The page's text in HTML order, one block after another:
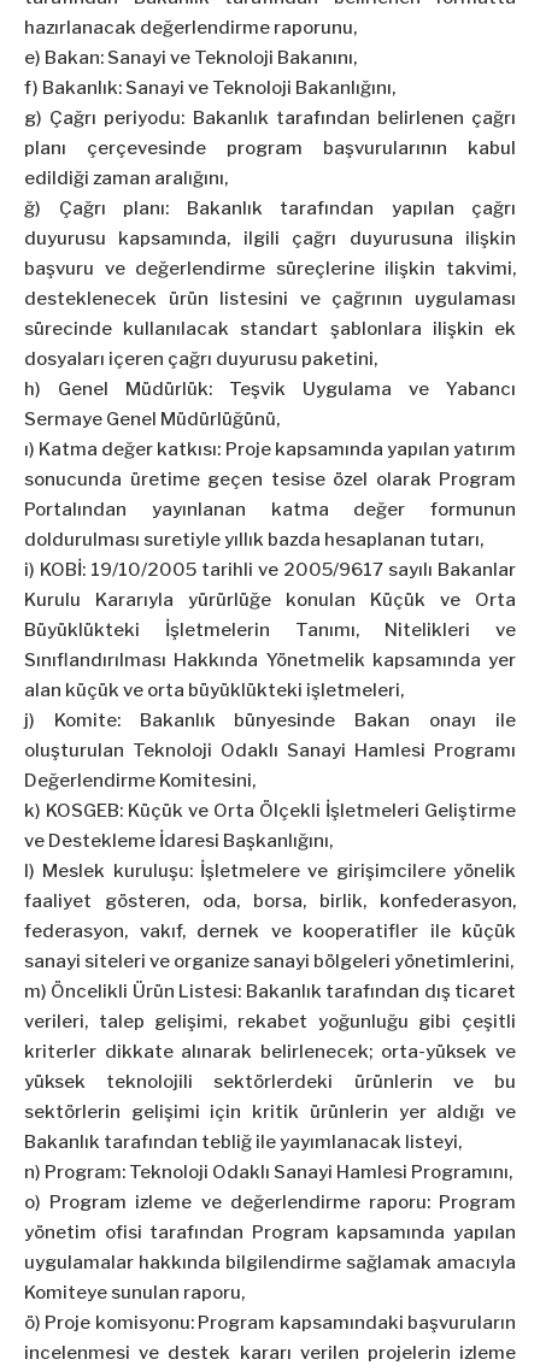
hazırlanacak değerlendirme raporunu,
e) Bakan: Sanayi ve Teknoloji Bakanını,
f) Bakanlık: Sanayi ve Teknoloji Bakanlığını,
g) Çağrı periyodu: Bakanlık tarafından belirlenen çağrı
planı çerçevesinde program başvurularının kabul
edildiği zaman aralığını,
ğ) Çağrı planı: Bakanlık tarafından yapılan çağrı
duyurusu kapsamında, ilgili çağrı duyurusuna ilişkin
başvuru ve değerlendirme süreçlerine ilişkin takvimi,
desteklenecek ürün listesini ve çağrının uygulaması
sürecinde kullanılacak standart şablonlara ilişkin ek
dosyaları içeren çağrı duyurusu paketini,
h) Genel Müdürlük: Teşvik Uygulama ve Yabancı
Sermaye Genel Müdürlüğünü,
ı) Katma değer katkısı: Proje kapsamında yapılan yatırım
sonucunda üretime geçen tesise özel olarak Program
Portalından yayınlanan katma değer formunun
doldurulması suretiyle yıllık bazda hesaplanan tutarı,
i) KOBİ: 19/10/2005 tarihli ve 2005/9617 sayılı Bakanlar
Kurulu Kararıyla yürürlüğe konulan Küçük ve Orta
Büyüklükteki İşletmelerin Tanımı, Nitelikleri ve
Sınıflandırılması Hakkında Yönetmelik kapsamında yer
alan küçük ve orta büyüklükteki işletmeleri,
j) Komite: Bakanlık bünyesinde Bakan onayı ile
oluşturulan Teknoloji Odaklı Sanayi Hamlesi Programı
Değerlendirme Komitesini,
k) KOSGEB: Küçük ve Orta Ölçekli İşletmeleri Geliştirme
ve Destekleme İdaresi Başkanlığını,
l) Meslek kuruluşu: İşletmelere ve girişimcilere yönelik
faaliyet gösteren, oda, borsa, birlik, konfederasyon,
federasyon, vakıf, dernek ve kooperatifler ile küçük
sanayi siteleri ve organize sanayi bölgeleri yönetimlerini,
m) Öncelikli Ürün Listesi: Bakanlık tarafından dış ticaret
verileri, talep gelişimi, rekabet yoğunluğu gibi çeşitli
kriterler dikkate alınarak belirlenecek; orta-yüksek ve
yüksek teknolojili sektörlerdeki ürünlerin ve bu
sektörlerin gelişimi için kritik ürünlerin yer aldığı ve
Bakanlık tarafından tebliğ ile yayımlanacak listeyi,
n) Program: Teknoloji Odaklı Sanayi Hamlesi Programını,
o) Program izleme ve değerlendirme raporu: Program
yönetim ofisi tarafından Program kapsamında yapılan
uygulamalar hakkında bilgilendirme sağlamak amacıyla
Komiteye sunulan raporu,
ö) Proje komisyonu: Program kapsamındaki başvuruların
incelenmesi ve destek kararı verilen projelerin izleme